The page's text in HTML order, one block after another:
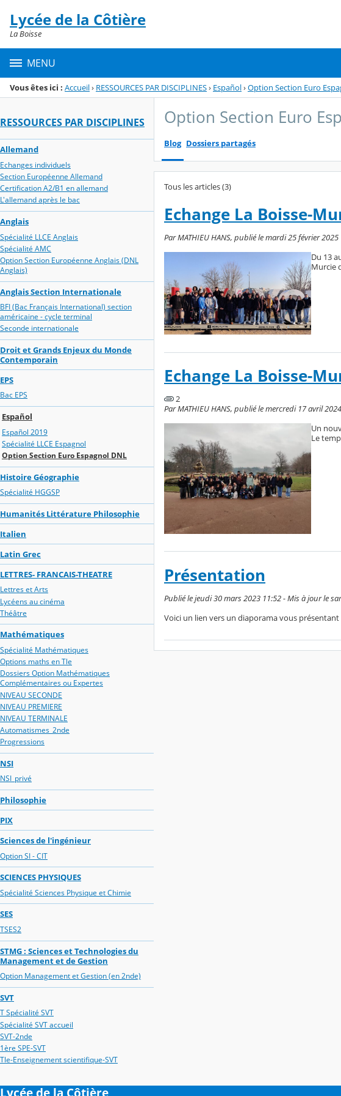
Menu de la rubrique
Contenu
Lycée de la Côtière
La Boisse
MENU
Vous êtes ici : Accueil› RESSOURCES PAR DISCIPLINES› Español›Option Section Euro
RESSOURCES PAR DISCIPLINES
Allemand
Echanges individuels
Section Européenne Allemand
Certification A2/B1 en allemand
L'allemand après le bac
Anglais
Spécialité LLCE Anglais
Spécialité AMC
Option Section Européenne Anglais (DNL
Anglais)
Anglais Section Internationale
BFI (Bac Français International) section
américaine - cycle terminal
Seconde internationale
Droit et Grands Enjeux du Monde
Contemporain
EPS
Bac EPS
Español
Español 2019
Spécialité LLCE Espagnol
Option Section Euro Espagnol DNL
Histoire Géographie
Spécialité HGGSP
Humanités Littérature Philosophie
Italien
Latin Grec
LETTRES- FRANCAIS-THEATRE
Lettres et Arts
Lycéens au cinéma
Théâtre
Mathématiques
Spécialité Mathématiques
Options maths en Tle
Dossiers Option Mathématiques
Complémentaires ou Expertes
NIVEAU SECONDE
NIVEAU PREMIERE
NIVEAU TERMINALE
Automatismes_2nde
Progressions
NSI
NSI_privé
Philosophie
PIX
Sciences de l'ingénieur
Option SI - CIT
SCIENCES PHYSIQUES
Spécialité Sciences Physique et Chimie
SES
TSES2
STMG : Sciences et Technologies du
Management et de Gestion
Option Management et Gestion (en 2nde)
SVT
T Spécialité SVT
Spécialité SVT accueil
SVT-2nde
1ère SPE-SVT
Tle-Enseignement scientifique-SVT
Option Section Euro
Blog Dossiers partagés
Tous les articles (3)
Echange La Boisse-
Par MATHIEU HANS, publié le mardi 25 février
Du 13
Murcie
Echange La Boisse-
2
Par MATHIEU HANS, publié le mercredi 17 avril
Un
Le
Présentation
Publié le jeudi 30 mars 2023 11:52 - Mis à jour le
Voici un lien vers un diaporama vous
Lycée de la Côtière